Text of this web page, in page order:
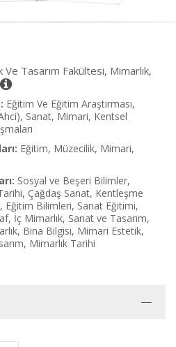
Ve Tasarım Fakültesi, Mimarlık,
Eğitim Ve Eğitim Araştırması,
Sanat, Mimari, Kentsel
Eğitim, Müzecilik, Mimari,
Sosyal ve Beşeri Bilimler,
Çağdaş Sanat, Kentleşme
Eğitim Bilimleri, Sanat Eğitimi,
İç Mimarlık, Sanat ve Tasarım,
Bina Bilgisi, Mimari Estetik,
Mimarlık Tarihi